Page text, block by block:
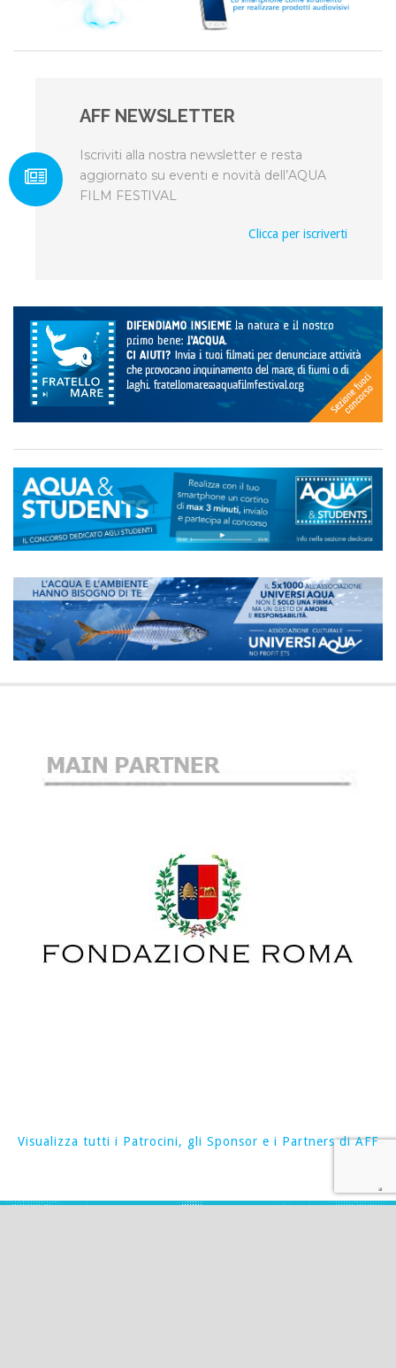
AFF NEWSLETTER
Iscriviti alla nostra newsletter e resta
aggiornato su eventi e novità dell’AQUA
FILM FESTIVAL
Clicca per iscriverti
Visualizza tutti i Patrocini, gli Sponsor e i Partners di AFF